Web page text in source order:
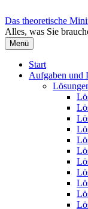
Inhalt
überspringen
Das theoretische
Alles, was Sie
Menü
Start
Aufgaben und